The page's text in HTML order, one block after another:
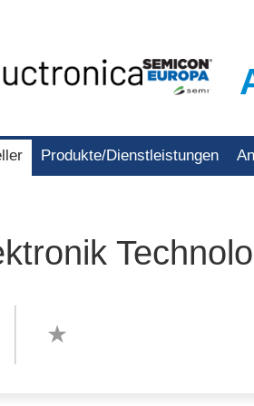
Produkte/Dienstleistungen